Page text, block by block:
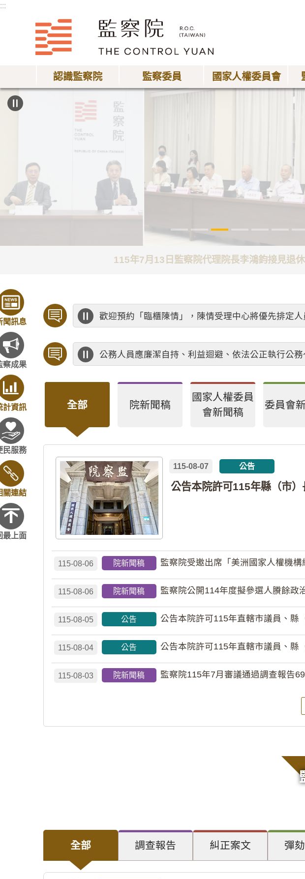
:::
認識監察院 監察委員 國家人權委員會
:::
115年7月13日監察院代理院長李鴻鈞接見退
聞訊息
察成果
計資訊
民服務
關連結
最上面
歡迎預約「臨櫃陳情」，陳情受理中心將優先排定
公務人員應廉潔自持、利益迴避、依法公正執行公
全部 院新聞稿
國家人權委員
會新聞稿
委員會
115-08-07 公告
115-08-06 院新聞稿 監察院受邀出席「美洲國家人權機
115-08-06 院新聞稿 監察院公開114年度擬參選人賸餘政
115-08-05 公告 公告本院許可115年直轄市議員、縣
115-08-04 公告 公告本院許可115年直轄市議員、縣（
115-08-03 院新聞稿 監察院115年7月審議通過調查報告
全部 調查報告 糾正案文 彈